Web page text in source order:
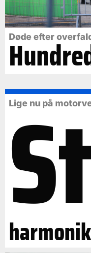
Døde efter
Lige nu på